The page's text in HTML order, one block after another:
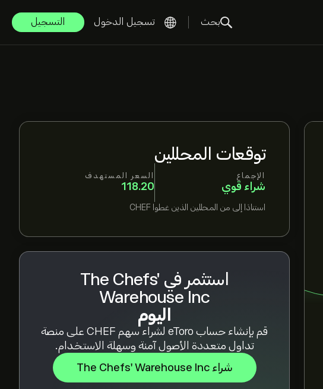
بحث تسجيل الدخول التسجيل
توقعات المحللين
الإجماع
شراء قوي
السعر المستهدف
118.20
استنادًا إلى من المحللين الذين غطوا CHEF
استثمر في The Chefs'
Warehouse Inc
اليوم
قم بإنشاء حساب eToro لشراء سهم CHEF على منصة
تداول متعددة الأصول آمنة وسهلة الاستخدام.
شراء The Chefs' Warehouse Inc